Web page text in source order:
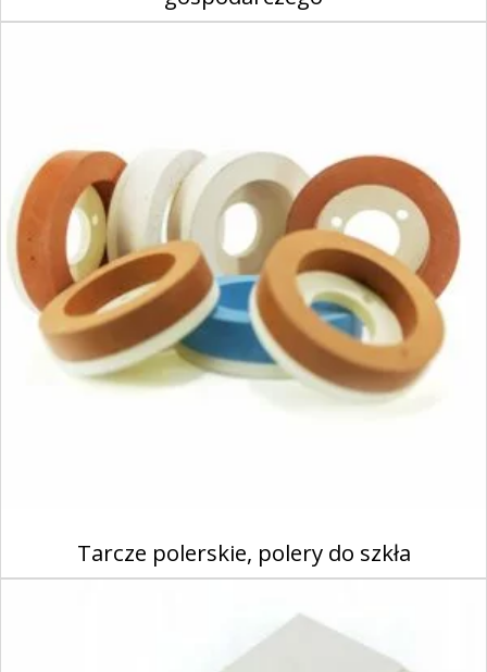
Tarcze polerskie, polery do szkła